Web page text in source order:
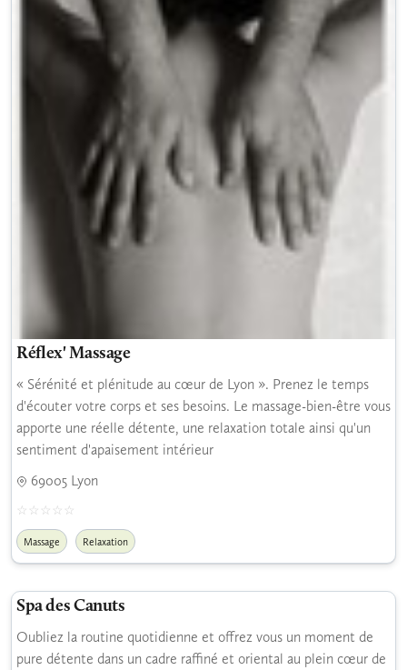
Réflex' Massage
« Sérénité et plénitude au cœur de Lyon ». Prenez le temps
d'écouter votre corps et ses besoins. Le massage-bien-être vous
apporte une réelle détente, une relaxation totale ainsi qu'un
sentiment d'apaisement intérieur
69005 Lyon
Massage Relaxation
Spa des Canuts
Oubliez la routine quotidienne et offrez vous un moment de
pure détente dans un cadre raffiné et oriental au plein cœur de